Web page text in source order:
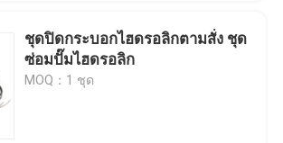
ชุดปิดกระบอกไฮดรอลิกตามสั่ง ชุด
ซ่อมปั๊มไฮดรอลิก
MOQ：1 ชุด